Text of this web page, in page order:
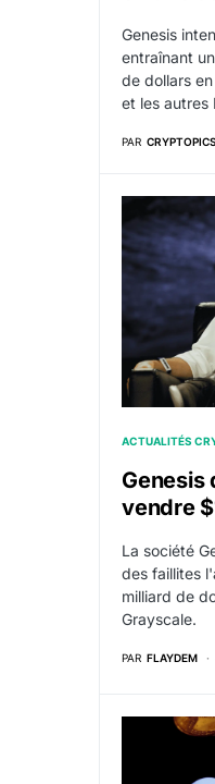
Genesis
entraînant
de dollars
et les autres
PAR
Genesis
ACTUALITÉS
Genesis
vendre
La société
des faillites
milliard de
Grayscale.
PAR FLAYDEM
Genesis